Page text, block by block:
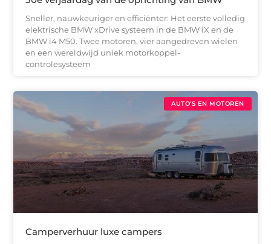
Sneller, nauwkeuriger en efficiënter: Het eerste volledig
elektrische BMW xDrive systeem in de BMW iX en de
BMW i4 M50. Twee motoren, vier aangedreven wielen
en een wereldwijd uniek motorkoppel-
controlesysteem
AUTO'S EN MOTOREN
Camperverhuur luxe campers